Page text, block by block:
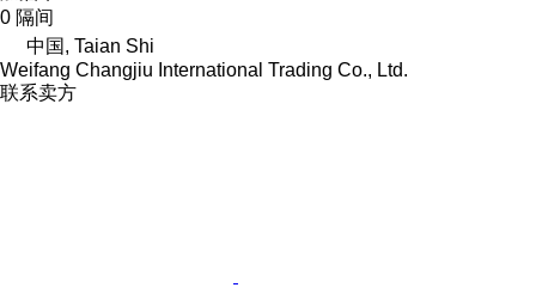
0 隔间
中国, Taian Shi
Weifang Changjiu International Trading Co., Ltd.
联系卖方